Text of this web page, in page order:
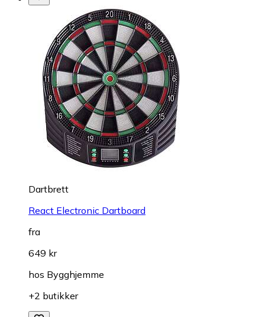
Dartbrett
React Electronic Dartboard
fra
649 kr
hos Bygghjemme
+2 butikker